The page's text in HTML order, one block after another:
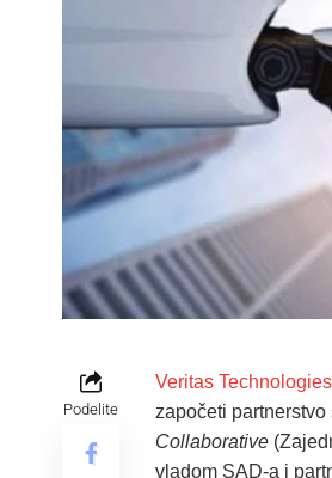
Podelite
Veritas Technologies
započeti
Collaborative
vladom SAD-a i